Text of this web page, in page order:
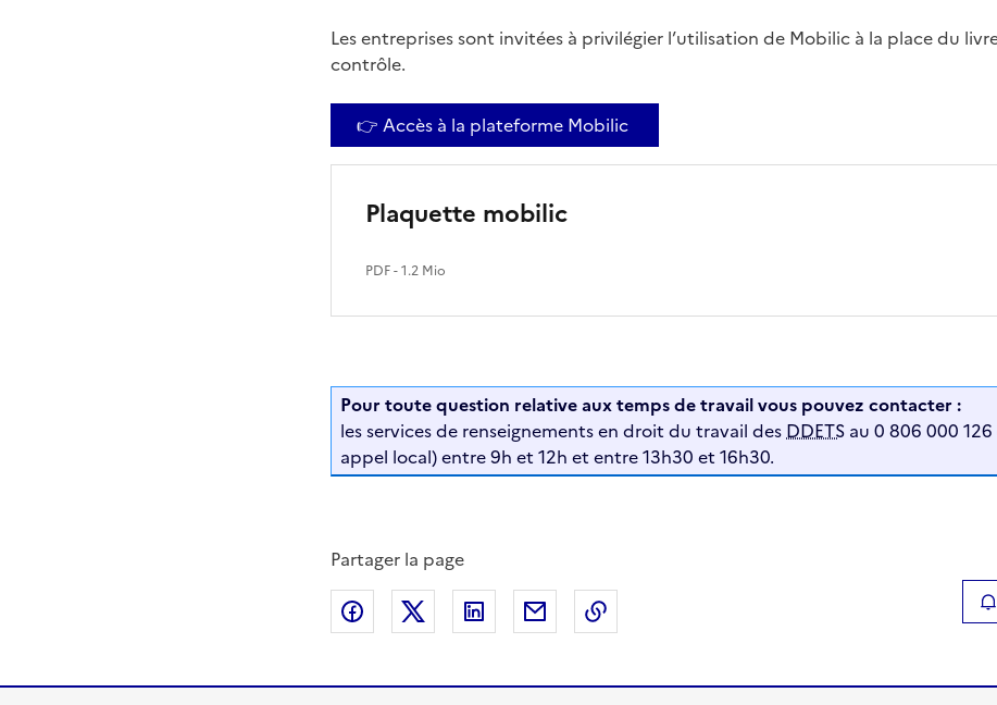
Les entreprises sont invitées à privilégier l’utilisation de Mobilic à la place du
contrôle.
👉 Accès à la plateforme Mobilic
Plaquette mobilic
PDF- 1.2 Mio
Pour toute question relative aux temps de travail vous pouvez contacter :
les services de renseignements en droit du travail desDDETS au 0 806 000 126
appel local) entre 9h et 12h et entre 13h30 et 16h30.
Partager la page
Partager sur Facebook
Partager sur XPartager sur LinkedIn
Partager par emailCopier le lien de la page dans le presse-papier